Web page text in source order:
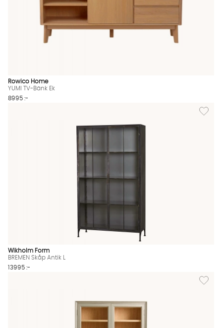
Rowico Home
YUMI TV-Bänk Ek
8995 :-
Lägg till
Wikholm Form
BREMEN Skåp Antik L
13995 :-
Lägg